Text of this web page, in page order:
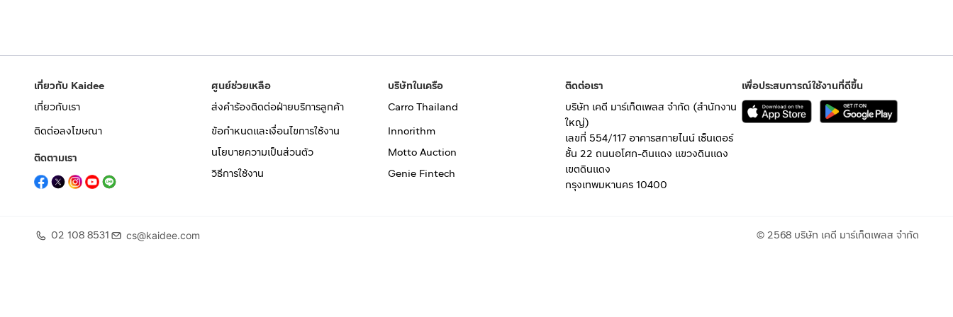
เกี่ยวกับ Kaidee
เกี่ยวกับเรา
ติดต่อลงโฆษณา
ติดตามเรา
ศูนย์ช่วยเหลือ
ส่งคำร้องติดต่อฝ่ายบริการลูกค้า
ข้อกำหนดและเงื่อนไขการใช้งาน
นโยบายความเป็นส่วนตัว
วิธีการใช้งาน
บริษัทในเครือ
Carro Thailand
Innorithm
Motto Auction
Genie Fintech
ติดต่อเรา
บริษัท เคดี มาร์เก็ตเพลส จำกัด (สำนักงาน
ใหญ่)
เลขที่ 554/117 อาคารสกายไนน์ เซ็นเตอร์
ชั้น 22 ถนนอโศก-ดินแดง แขวงดินแดง
เขตดินแดง
กรุงเทพมหานคร 10400
เพื่อประสบการณ์ใช้งานที่ดีขึ้น
02 108 8531 cs@kaidee.com © 2568 บริษัท เคดี มาร์เก็ตเพลส จำกัด